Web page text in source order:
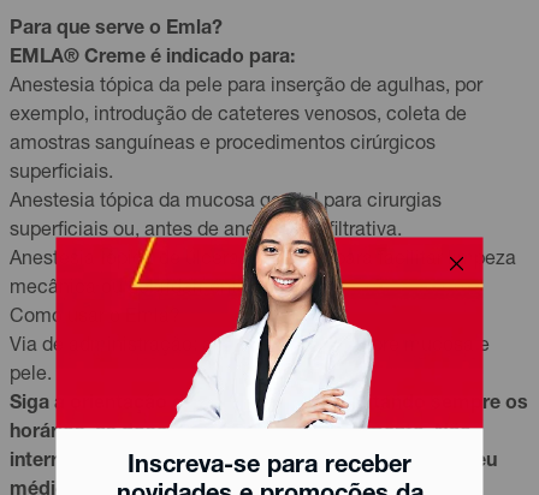
Inscreva-se para receber
Para que serve o Emla?
EMLA® Creme é indicado para:
Anestesia tópica da pele para inserção de agulhas, por
exemplo, introdução de cateteres venosos, coleta de
amostras sanguíneas e procedimentos cirúrgicos
superficiais.
Anestesia tópica da mucosa genital para cirurgias
superficiais ou, antes de anestesia infiltrativa.
Anestesia tópica de úlceras na perna para facilitar limpeza
mecânica ou debridamento.
Como usar o Emla?
Via de administração: aplicação tópica sobre mucosa e
pele.
Siga a orientação do seu médico, respeitando sempre os
horários, as doses e a duração do tratamento. Não
interrompa o tratamento sem o conhecimento do seu
médico.